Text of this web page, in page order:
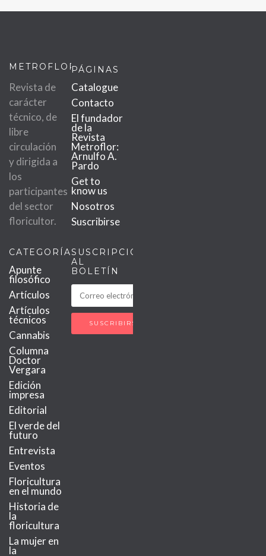
METROFLOR
Revista de
carácter
técnico, de
libre
circulación
y dirigida a
los
participantes
del sector
floricultor.
PÁGINAS
Catalogue
Contacto
El fundador
de la
Revista
Metroflor:
Arnulfo A.
Pardo
Get to
know us
Nosotros
Suscribirse
CATEGORÍAS
Apunte
filosófico
Artículos
Artículos
técnicos
Cannabis
Columna
Doctor
Vergara
Edición
impresa
Editorial
El verde del
futuro
Entrevista
Eventos
Floricultura
en el mundo
Historia de
la
floricultura
La mujer en
la
SUSCRIPCIÓN
AL
BOLETÍN